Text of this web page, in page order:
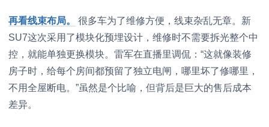
再看线束布局。
很多车为了维修方便，线束杂乱无章。新
SU7这次采用了模块化预埋设计，维修时不需要拆光整个中
控，就能单独更换模块。雷军在直播里调侃：“这就像装修
房子时，给每个房间都预留了独立电闸，哪里坏了修哪里，
不用全屋断电。”虽然是个比喻，但背后是巨大的售后成本
差异。